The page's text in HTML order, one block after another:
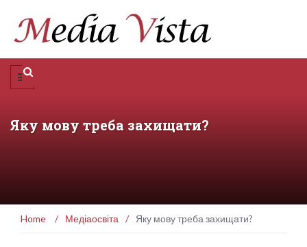
Яку мову треба захищати?
Home / Медіаосвіта / Яку мову треба захищати?